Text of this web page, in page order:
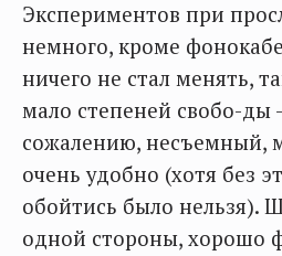
Экспериментов при
немного, кроме
ничего не стал менять,
мало степеней свобо-ды
сожалению, несъемный,
очень удобно (хотя без
обойтись было нельзя).
одной стороны, хорошо